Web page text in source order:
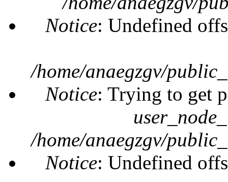
Notice: Undefined
/home/anaegzgv/
Notice: Trying to get
/home/anaegzgv/
Notice: Undefined